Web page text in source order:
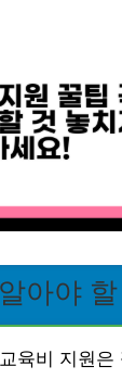
아야
육비 지원은